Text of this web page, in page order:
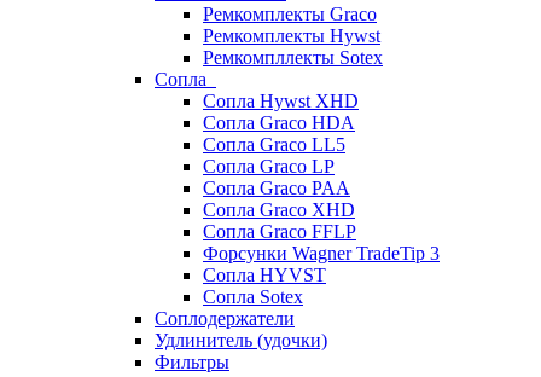
Ремкомплекты Graco
Ремкомплекты Hywst
Ремкомпллекты Sotex
Сопла
Сопла Hywst XHD
Сопла Graco HDA
Сопла Graco LL5
Сопла Graco LP
Сопла Graco PAA
Сопла Graco XHD
Сопла Graco FFLP
Форсунки Wagner TradeTip 3
Сопла HYVST
Сопла Sotex
Соплодержатели
Удлинитель (удочки)
Фильтры